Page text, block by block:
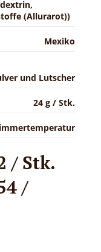
(Allurarot))
Mexiko
und Lutscher
24 g / Stk.
/ Stk.
/